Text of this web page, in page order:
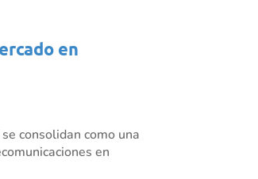
en
consolidan como una
en